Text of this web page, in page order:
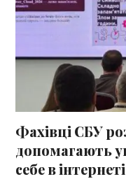
Фахівці СБУ
допомагають
себе в інтернеті